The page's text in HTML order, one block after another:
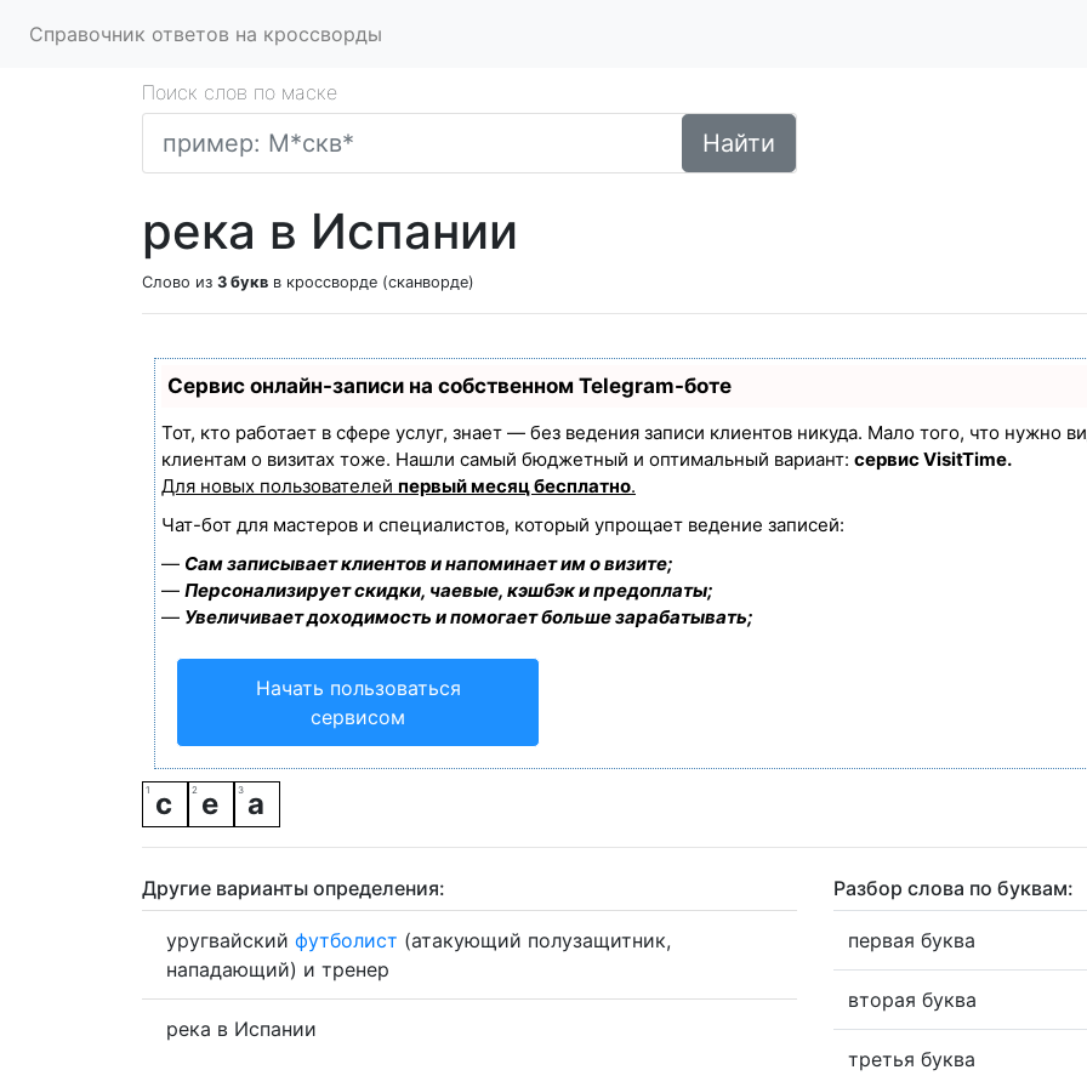
Справочник ответов на кроссворды
Поиск слов по маске
Найти
река в Испании
Слово из 3 букв в кроссворде (сканворде)
Сервис онлайн-записи на собственном Telegram-боте
Тот, кто работает в сфере услуг, знает — без ведения записи клиентов никуда. Мало того, что нужно
клиентам о визитах тоже. Нашли самый бюджетный и оптимальный вариант: сервис VisitTime.
Для новых пользователей первый месяц бесплатно.
Чат-бот для мастеров и специалистов, который упрощает ведение записей:
— Сам записывает клиентов и напоминает им о визите;
— Персонализирует скидки, чаевые, кэшбэк и предоплаты;
— Увеличивает доходимость и помогает больше зарабатывать;
Начать пользоваться
сервисом
с е а
Другие варианты определения:
уругвайский футболист (атакующий полузащитник,
нападающий) и тренер
река в Испании
Разбор слова по буквам:
первая буква
вторая буква
третья буква